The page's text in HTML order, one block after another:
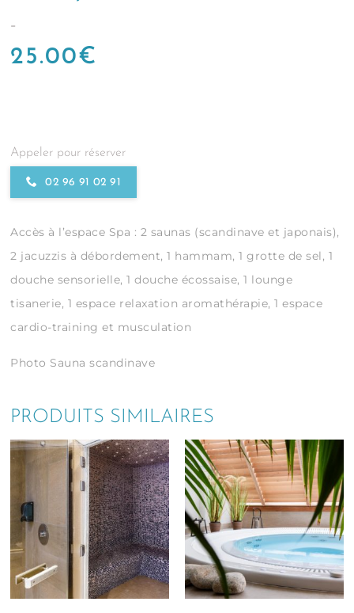
-
25.00€
Appeler pour réserver
02 96 91 02 91
Accès à l’espace Spa : 2 saunas (scandinave et japonais),
2 jacuzzis à débordement, 1 hammam, 1 grotte de sel, 1
douche sensorielle, 1 douche écossaise, 1 lounge
tisanerie, 1 espace relaxation aromathérapie, 1 espace
cardio-training et musculation
Photo Sauna scandinave
PRODUITS SIMILAIRES